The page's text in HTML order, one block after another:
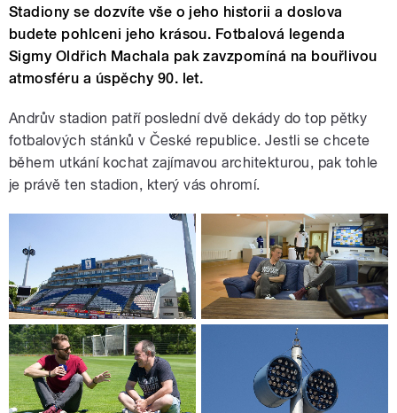
Stadiony se dozvíte vše o jeho historii a doslova
budete pohlceni jeho krásou. Fotbalová legenda
Sigmy Oldřich Machala pak zavzpomíná na bouřlivou
atmosféru a úspěchy 90. let.
Andrův stadion patří poslední dvě dekády do top pětky
fotbalových stánků v České republice. Jestli se chcete
během utkání kochat zajímavou architekturou, pak tohle
je právě ten stadion, který vás ohromí.